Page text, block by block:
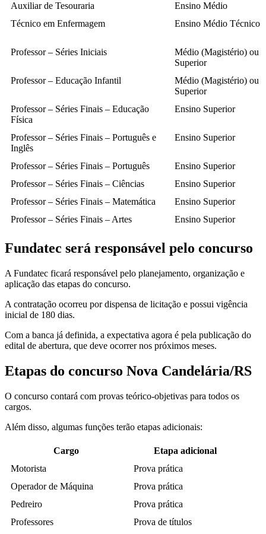
Auxiliar de Tesouraria
Ensino Médio
Técnico em Enfermagem
Ensino Médio Técnico
Professor – Séries Iniciais
Médio (Magistério) ou
Superior
Professor – Educação Infantil
Médio (Magistério) ou
Superior
Professor – Séries Finais – Educação
Física
Ensino Superior
Professor – Séries Finais – Português e
Inglês
Ensino Superior
Professor – Séries Finais – Português
Ensino Superior
Professor – Séries Finais – Ciências
Ensino Superior
Professor – Séries Finais – Matemática
Ensino Superior
Professor – Séries Finais – Artes
Ensino Superior
Fundatec será responsável pelo concurso
A Fundatec ficará responsável pelo planejamento, organização e
aplicação das etapas do concurso.
A contratação ocorreu por dispensa de licitação e possui vigência
inicial de 180 dias.
Com a banca já definida, a expectativa agora é pela publicação do
edital de abertura, que deve ocorrer nos próximos meses.
Etapas do concurso Nova Candelária/RS
O concurso contará com provas teórico-objetivas para todos os
cargos.
Além disso, algumas funções terão etapas adicionais:
Cargo
Etapa adicional
Motorista
Prova prática
Operador de Máquina
Prova prática
Pedreiro
Prova prática
Professores
Prova de títulos